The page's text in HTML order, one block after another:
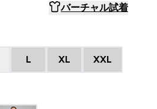
バーチャル試着
L XL XXL